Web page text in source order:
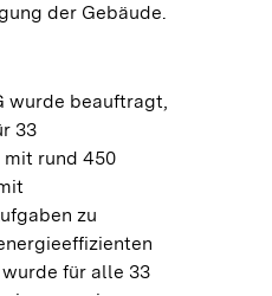
der Gebäude.
wurde beauftragt,
33
mit rund 450
zu
für alle 33